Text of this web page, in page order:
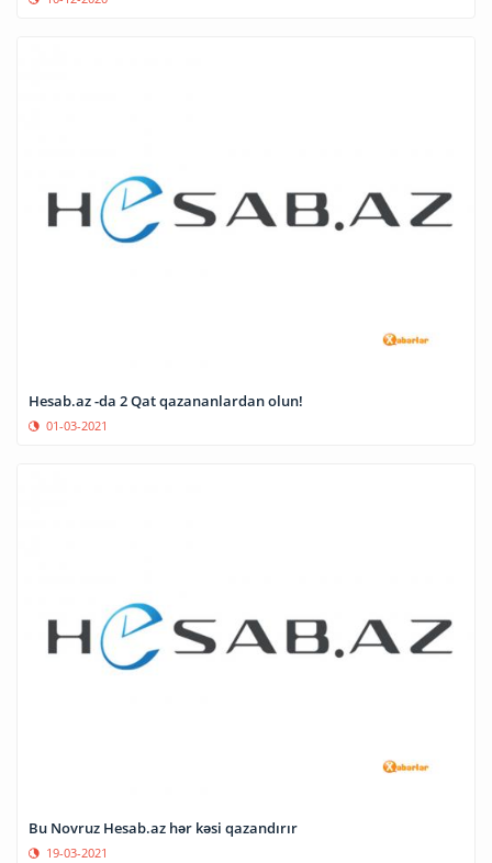
Hesab.az -da 2 Qat qazananlardan olun!
01-03-2021
Bu Novruz Hesab.az hər kəsi qazandırır
19-03-2021